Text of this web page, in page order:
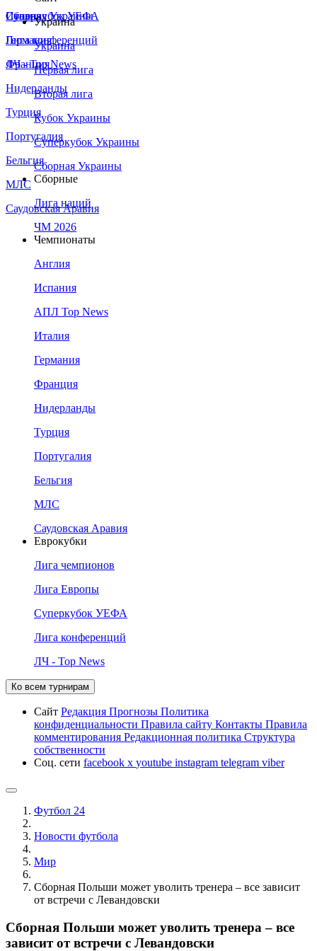
Сборная Украины
Италия
Германия
Франция
Нидерланды
Турция
Португалия
Бельгия
МЛС
Саудовская Аравия
Суперкубок УЕФА
Лига конференций
ЛЧ - Top News
Украина
Украина
Первая лига
Вторая лига
Кубок Украины
Суперкубок Украины
Сборная Украины
Сборные
Лига наций
ЧМ 2026
Чемпионаты
Англия
Испания
АПЛ Top News
Италия
Германия
Франция
Нидерланды
Турция
Португалия
Бельгия
МЛС
Саудовская Аравия
Еврокубки
Лига чемпионов
Лига Европы
Суперкубок УЕФА
Лига конференций
ЛЧ - Top News
Ко всем турнирам
Сайт Редакция Прогнозы Политика
конфиденциальности Правила сайту Контакты Правила
комментирования Редакционная политика Структура
собственности
Соц. сети facebook x youtube instagram telegram viber
Футбол 24
Новости футбола
Мир
Сборная Польши может уволить тренера – все зависит
от встречи с Левандовски
Сборная Польши может уволить тренера – все
зависит от встречи с Левандовски